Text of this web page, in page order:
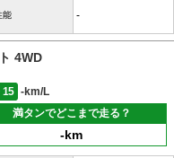
能 -
4WD
15
-km/L
満タンでどこまで走る？
-km